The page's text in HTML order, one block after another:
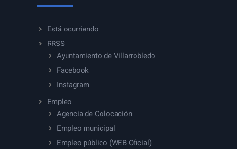
Está ocurriendo
RRSS
Ayuntamiento de Villarrobledo
Facebook
Instagram
Empleo
Agencia de Colocación
Empleo municipal
Empleo público (WEB Oficial)